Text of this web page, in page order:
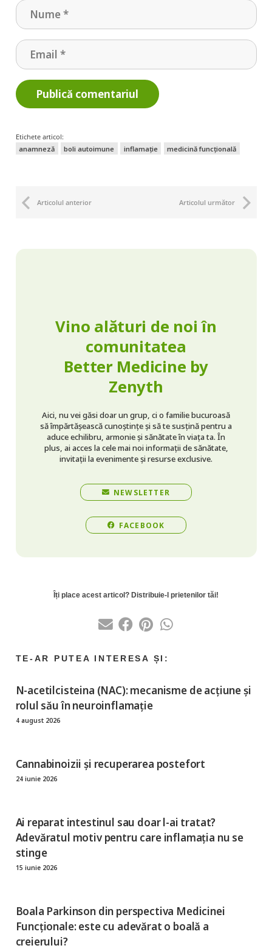
N-acetilcisteina (NAC): mecanisme de acțiune și
rolul său în neuroinflamație
4 august 2026
Cannabinoizii și recuperarea postefort
24 iunie 2026
Ai reparat intestinul sau doar l-ai tratat?
Adevăratul motiv pentru care inflamația nu se
stinge
15 iunie 2026
Boala Parkinson din perspectiva Medicinei
Funcționale: este cu adevărat o boală a
creierului?
Publică comentariul
Etichete articol:
anamneză
boli autoimune inflamație medicină funcțională
Articolul anterior Articolul următor
Vino alături de noi în
comunitatea
Better Medicine by
Zenyth
Aici, nu vei găsi doar un grup, ci o familie bucuroasă
să împărtășească cunoștințe și să te susțină pentru a
aduce echilibru, armonie și sănătate în viața ta. În
plus, ai acces la cele mai noi informații de sănătate,
invitații la evenimente și resurse exclusive.
NEWSLETTER
FACEBOOK